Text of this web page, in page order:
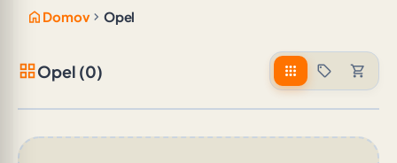
home Domov chevron_right Opel
grid_viewOpel (0) apps sell shopping_cart